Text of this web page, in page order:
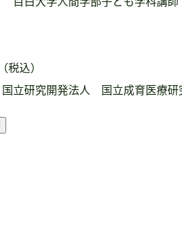
税込）
立研究開発法人 国立成育医療